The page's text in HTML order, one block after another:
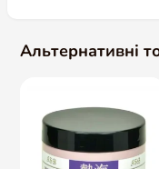
Склад: aqua (water),
acetate, glycerin,
limonene, linalool,
Об’єм: 20 мл, 100 мл ,
Альтернативні